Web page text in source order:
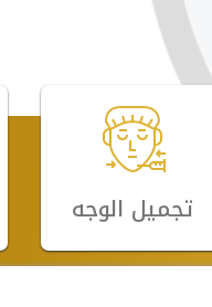
تجميل الوجه